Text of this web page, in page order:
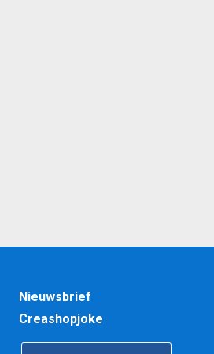
Nieuwsbrief
Creashopjoke